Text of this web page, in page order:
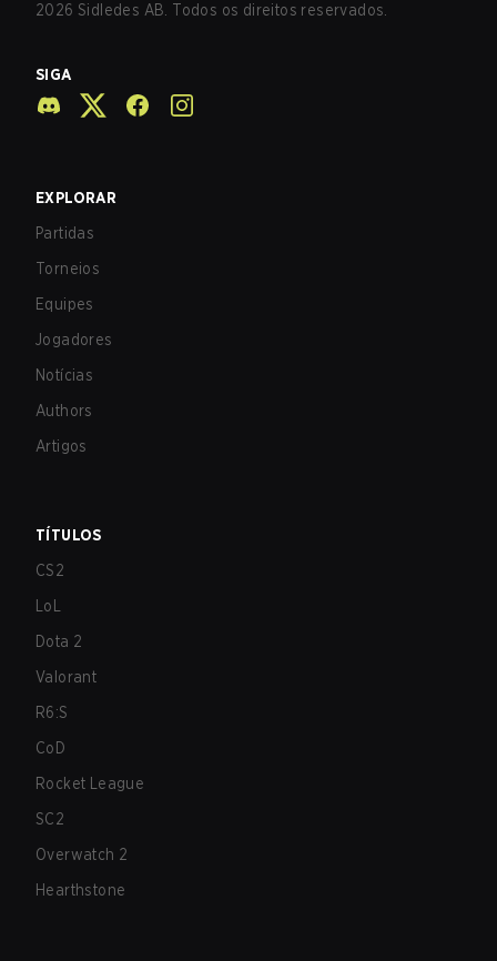
2026 Sidledes AB. Todos os direitos reservados.
SIGA
EXPLORAR
Partidas
Torneios
Equipes
Jogadores
Notícias
Authors
Artigos
TÍTULOS
CS2
LoL
Dota 2
Valorant
R6:S
CoD
Rocket League
SC2
Overwatch 2
Hearthstone